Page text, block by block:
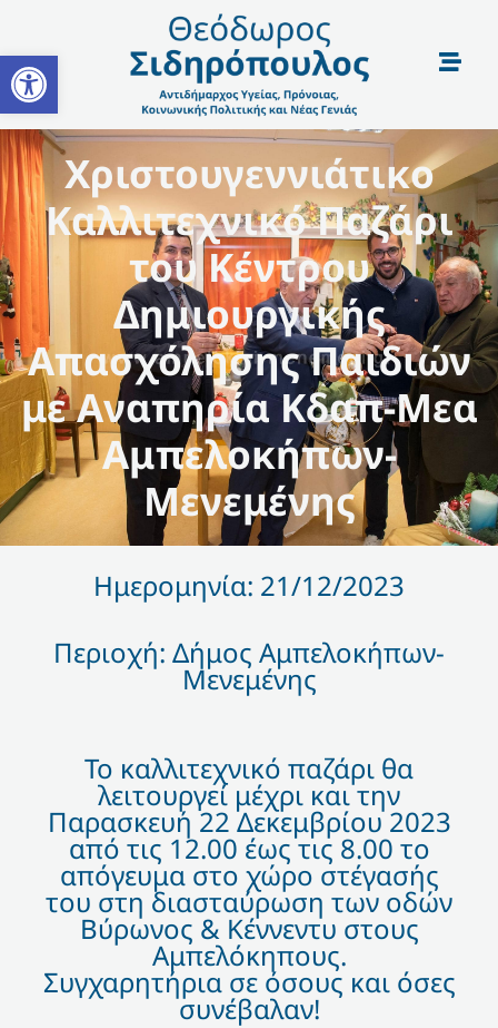
Open toolbar
Χριστουγεννιάτικο
Καλλιτεχνικό Παζάρι
του Κέντρου
Δημιουργικής
Απασχόλησης Παιδιών
με Αναπηρία Κδαπ-Μεα
Αμπελοκήπων-
Μενεμένης
Ημερομηνία: 21/12/2023
Περιοχή: Δήμος Αμπελοκήπων-
Μενεμένης
Το καλλιτεχνικό παζάρι θα
λειτουργεί μέχρι και την
Παρασκευή 22 Δεκεμβρίου 2023
από τις 12.00 έως τις 8.00 το
απόγευμα στο χώρο στέγασής
του στη διασταύρωση των οδών
Βύρωνος & Κέννεντυ στους
Αμπελόκηπους.
Συγχαρητήρια σε όσους και όσες
συνέβαλαν!